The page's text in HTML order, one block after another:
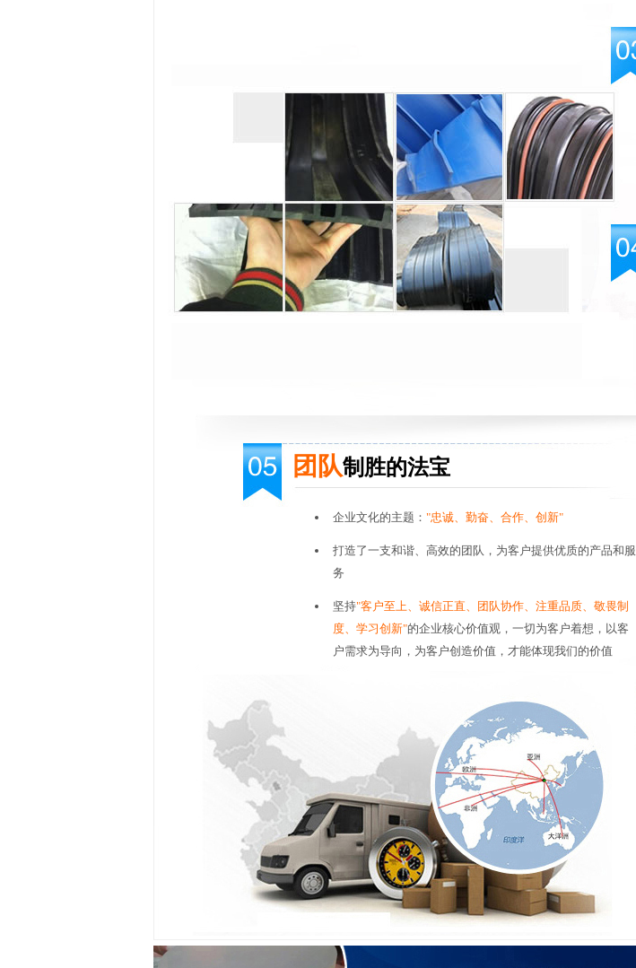
团队制胜的法宝
企业文化的主题： "忠诚、勤奋、合作、创新"
打造了一支和谐、高效的团队，为客户提供优质的产品和服
务
坚持"客户至上、诚信正直、团队协作、注重品质、敬畏制
度、学习创新"的企业核心价值观，一切为客户着想，以客
户需求为导向，为客户创造价值，才能体现我们的价值